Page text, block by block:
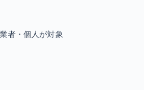
者・個人が対象